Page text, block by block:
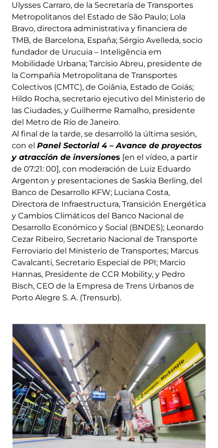
Ulysses Carraro, de la Secretaría de Transportes
Metropolitanos del Estado de São Paulo; Lola
Bravo, directora administrativa y financiera de
TMB, de Barcelona, España; Sérgio Avelleda, socio
fundador de Urucuia – Inteligência em
Mobilidade Urbana; Tarcísio Abreu, presidente de
la Compañía Metropolitana de Transportes
Colectivos (CMTC), de Goiânia, Estado de Goiás;
Hildo Rocha, secretario ejecutivo del Ministerio de
las Ciudades, y Guilherme Ramalho, presidente
del Metro de Río de Janeiro.
Al final de la tarde, se desarrolló la última sesión,
con el Panel Sectorial 4 – Avance de proyectos
y atracción de inversiones [en el vídeo, a partir
de 07:21: 00], con moderación de Luiz Eduardo
Argenton y presentaciones de Saskia Berling, del
Banco de Desarrollo KFW; Luciana Costa,
Directora de Infraestructura, Transición Energética
y Cambios Climáticos del Banco Nacional de
Desarrollo Económico y Social (BNDES); Leonardo
Cezar Ribeiro, Secretario Nacional de Transporte
Ferroviario del Ministerio de Transportes; Marcus
Cavalcanti, Secretario Especial de PPI; Marcio
Hannas, Presidente de CCR Mobility, y Pedro
Bisch, CEO de la Empresa de Trens Urbanos de
Porto Alegre S. A. (Trensurb).